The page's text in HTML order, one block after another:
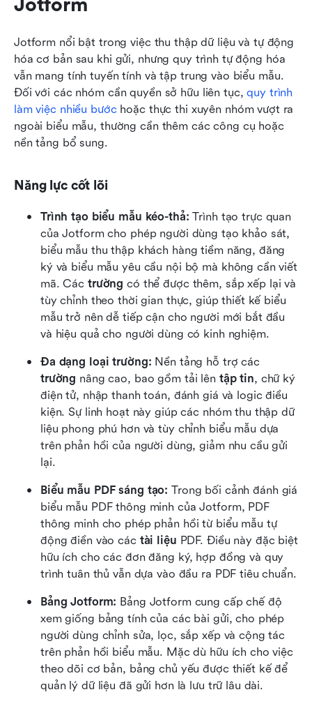
Jotform
Jotform nổi bật trong việc thu thập dữ liệu và tự động
hóa cơ bản sau khi gửi, nhưng quy trình tự động hóa
vẫn mang tính tuyến tính và tập trung vào biểu mẫu.
Đối với các nhóm cần quyền sở hữu liên tục, quy trình
làm việc nhiều bước hoặc thực thi xuyên nhóm vượt ra
ngoài biểu mẫu, thường cần thêm các công cụ hoặc
nền tảng bổ sung.
Năng lực cốt lõi
Trình tạo biểu mẫu kéo-thả: Trình tạo trực quan
của Jotform cho phép người dùng tạo khảo sát,
biểu mẫu thu thập khách hàng tiềm năng, đăng
ký và biểu mẫu yêu cầu nội bộ mà không cần viết
mã. Các trường có thể được thêm, sắp xếp lại và
tùy chỉnh theo thời gian thực, giúp thiết kế biểu
mẫu trở nên dễ tiếp cận cho người mới bắt đầu
và hiệu quả cho người dùng có kinh nghiệm.
Đa dạng loại trường:
trường nâng cao, bao gồm tải lên tập tin, chữ ký
điện tử, nhập thanh toán, đánh giá và logic điều
kiện. Sự linh hoạt này giúp các nhóm thu thập dữ
liệu phong phú hơn và tùy chỉnh biểu mẫu dựa
trên phản hồi của người dùng, giảm nhu cầu gửi
lại.
Biểu mẫu PDF sáng tạo: Trong bối cảnh đánh giá
biểu mẫu PDF thông minh của Jotform, PDF
thông minh cho phép phản hồi từ biểu mẫu tự
động điền vào các tài liệu PDF. Điều này đặc biệt
hữu ích cho các đơn đăng ký, hợp đồng và quy
trình tuân thủ vẫn dựa vào đầu ra PDF tiêu chuẩn.
Bảng Jotform: Bảng Jotform cung cấp chế độ
xem giống bảng tính của các bài gửi, cho phép
người dùng chỉnh sửa, lọc, sắp xếp và cộng tác
trên phản hồi biểu mẫu. Mặc dù hữu ích cho việc
theo dõi cơ bản, bảng chủ yếu được thiết kế để
quản lý dữ liệu đã gửi hơn là lưu trữ lâu dài.